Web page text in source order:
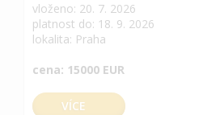
vloženo: 20. 7. 2026
platnost do: 18. 9. 2026
lokalita: Praha
cena: 15000 EUR
VÍCE